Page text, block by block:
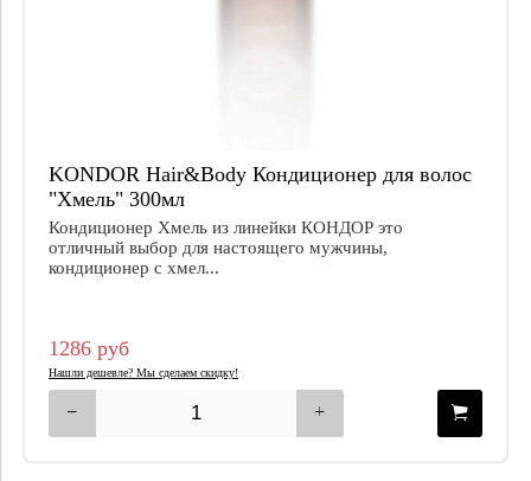
KONDOR Hair&Body Кондиционер для волос
"Хмель" 300мл
Кондиционер Хмель из линейки КОНДОР это
отличный выбор для настоящего мужчины,
кондиционер с хмел...
1286 руб
Нашли дешевле? Мы сделаем скидку!